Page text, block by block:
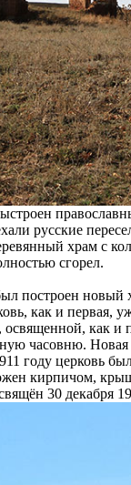
русские
храм с
сгорел.
построен новый
как и первая,
освященной, как
часовню.
году церковь
кирпичом,
30 декабря